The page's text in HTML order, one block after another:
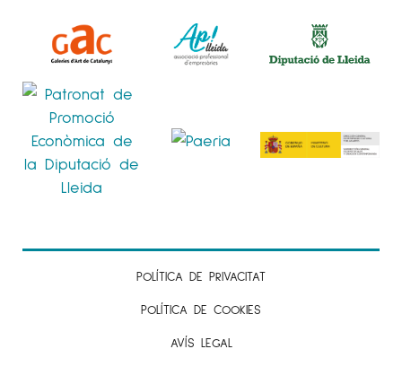
POLÍTICA DE PRIVACITAT
POLÍTICA DE COOKIES
AVÍS LEGAL